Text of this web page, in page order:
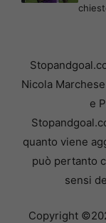
Nicola
e
quanto viene
può pertanto
sensi
Copyright